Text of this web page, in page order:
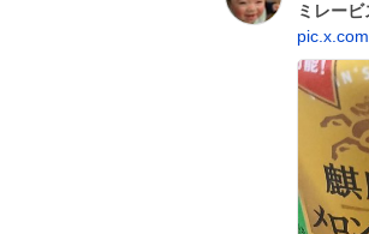
ミレービ